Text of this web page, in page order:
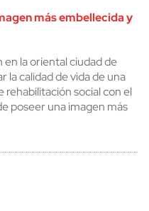
más embellecida y
en la oriental ciudad de
la calidad de vida de una
rehabilitación social con el
poseer una imagen más